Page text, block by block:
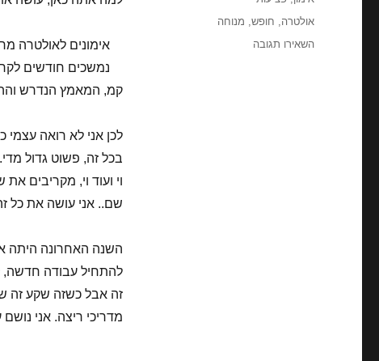
אימונים לאולטרה
קמ, המאמץ הנדרש
לכן אני לא רואה
בכל זה, פשוט גדול
וי ועוד וי, מקריבים
שם.. אני עושה את כל
השנה האחרונה היתה
להתחיל עבודה חדשה,
מדריכי ריצה. אני
תגיות
אולטרה, חופש, מנוחה
השאירו תגובה